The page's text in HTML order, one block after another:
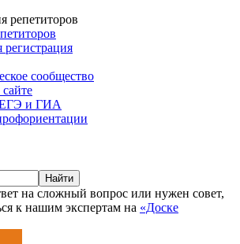
репетиторов
регистрация
сообщество
ЕГЭ и ГИА
Найти
на сложный вопрос или нужен совет,
к нашим экспертам на «Доске